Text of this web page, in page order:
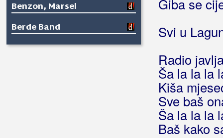
Benzon, Marsel
Berde Band
Berec, Edo
Giba se
Svi u
Radio
Ša la la la
Kiša
Sve baš
Ša la la la
Baš kako